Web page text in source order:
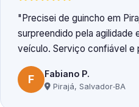
Precisei de guincho em
surpreendido pela agilidade
veículo. Serviço confiável e
F Fabiano P.
Pirajá, Salvador‑BA